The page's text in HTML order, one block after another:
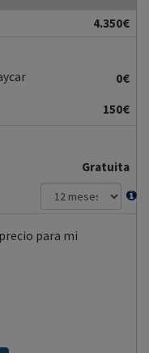
4.350€
0€
150€
Gratuita
para mi